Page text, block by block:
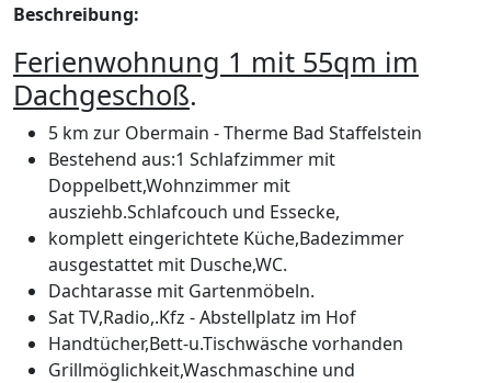
Beschreibung:
Ferienwohnung 1 mit 55qm im
Dachgeschoß.
5 km zur Obermain - Therme Bad Staffelstein
Bestehend aus:1 Schlafzimmer mit
Doppelbett,Wohnzimmer mit
ausziehb.Schlafcouch und Essecke,
komplett eingerichtete Küche,Badezimmer
ausgestattet mit Dusche,WC.
Dachtarasse mit Gartenmöbeln.
Sat TV,Radio,.Kfz - Abstellplatz im Hof
Handtücher,Bett-u.Tischwäsche vorhanden
Grillmöglichkeit,Waschmaschine und